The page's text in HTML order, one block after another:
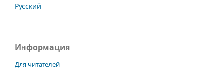
Русский
Информация
Для читателей